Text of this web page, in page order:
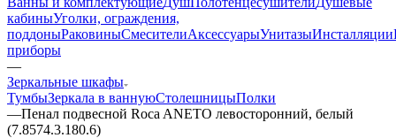
кабиныУголки, ограждения,
поддоныРаковиныСмесителиАксессуарыУнитазыИнсталляции
приборы
—
Зеркальные шкафы
ТумбыЗеркала в ваннуюСтолешницыПолки
—Пенал подвесной Roca ANETO левосторонний, белый
(7.8574.3.180.6)